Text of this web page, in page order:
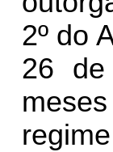
2º do
26 de